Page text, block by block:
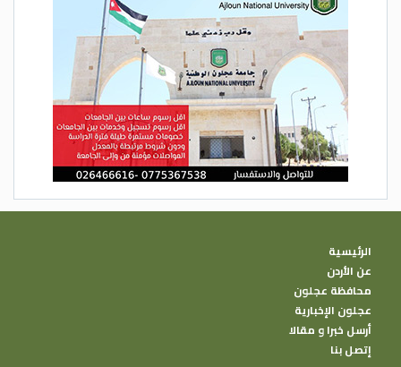
الرئيسية
عن الأردن
محافظة عجلون
عجلون الإخبارية
أرسل خبرا و مقالا
إتصل بنا